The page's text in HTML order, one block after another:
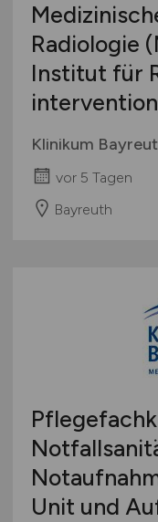
Radiologie
Institut für
Klinikum
vor 5 Tagen
Bayreuth
Unit und